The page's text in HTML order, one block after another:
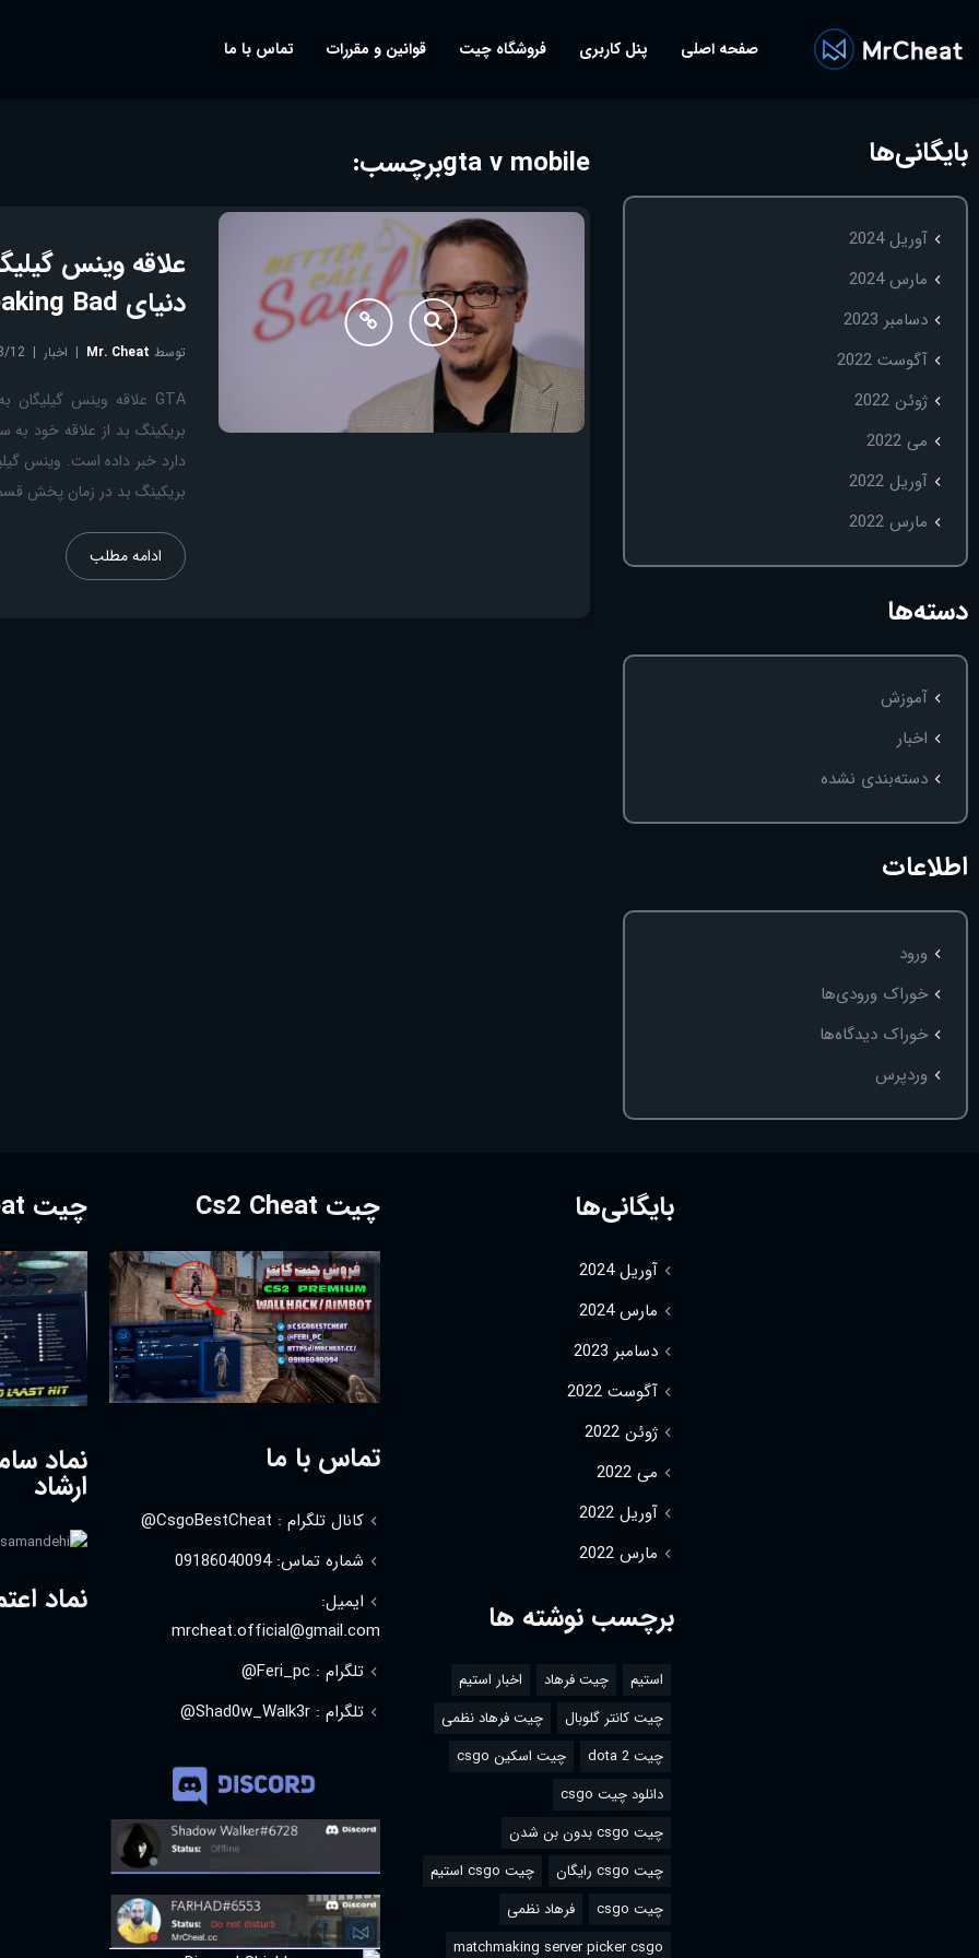
صفحه اصلی پنل کاربری فروشگاه چیت قوانین و مقررات تماس با ما
بایگانی‌ها
آوریل 2024
مارس 2024
دسامبر 2023
آگوست 2022
ژوئن 2022
می 2022
آوریل 2022
مارس 2022
دسته‌ها
آموزش
اخبار
دسته‌بندی نشده
اطلاعات
ورود
خوراک ورودی‌ها
خوراک دیدگاه‌ها
وردپرس
برچسب:gta v mobile
دنیای Breaking Bad
توسط Mr. Cheat اخبار 12
بریکینگ بد در زمان پخش
ادامه مطلب
بایگانی‌ها
آوریل 2024
مارس 2024
دسامبر 2023
آگوست 2022
ژوئن 2022
می 2022
آوریل 2022
مارس 2022
برچسب نوشته ها
استیم چیت فرهاد
اخبار استیم
چیت کانتر گلوبال
چیت فرهاد نظمی
چیت dota 2
چیت اسکین csgo
دانلود چیت csgo
چیت csgo بدون بن شدن
چیت csgo رایگان
چیت csgo استیم
چیت csgo
فرهاد نظمی
matchmaking server picker csgo
چیت Cs2 Cheat
تماس با ما
کانال تلگرام : CsgoBestCheat@
شماره تماس: 09186040094
ایمیل:
mrcheat.official@gmail.com
تلگرام : Feri_pc@
تلگرام : Shad0w_Walk3r@
چیت Dota2 Cheat
نماد
ارشاد
نماد